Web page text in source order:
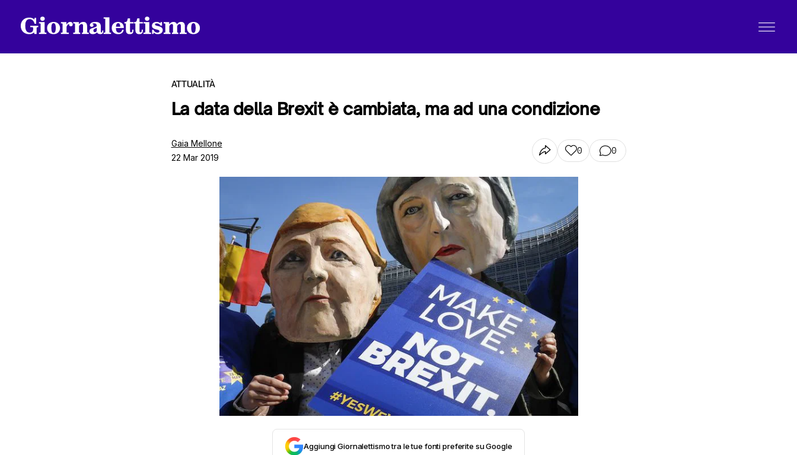
ATTUALITÀ
La data della Brexit è cambiata, ma ad una condizione
Gaia Mellone
22 Mar 2019
0 0
Aggiungi Giornalettismo tra le tue fonti preferite su Google